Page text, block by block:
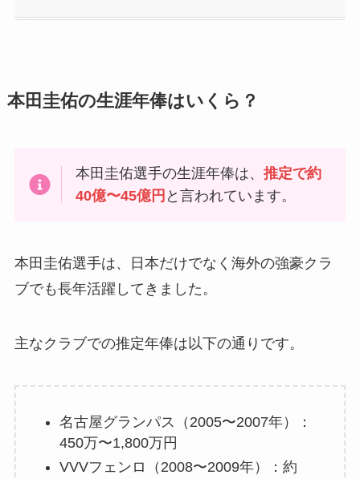
本田圭佑の生涯年俸はいくら？
本田圭佑選手の生涯年俸は、推定で約
40億〜45億円 と言われています。
本田圭佑選手は、日本だけでなく海外の強豪クラ
ブでも長年活躍してきました。
主なクラブでの推定年俸は以下の通りです。
名古屋グランパス（2005〜2007年）：
450万〜1,800万円
VVVフェンロ（2008〜2009年）：約